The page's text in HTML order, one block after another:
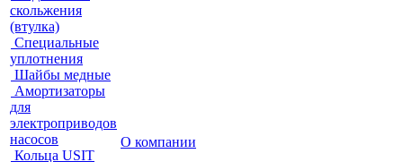
скольжения
(втулка)
Специальные
уплотнения
Шайбы медные
Амортизаторы
для
электроприводов
насосов
Кольца USIT
О компании